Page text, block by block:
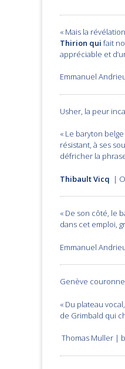
« Mais la
Thirion qui fait
appréciable et
Emmanuel
Usher, la peur
« Le baryton belge
résistant, à ses
défricher la
Thibault Vicq |
« De son côté, le
dans cet emploi,
Emmanuel
Genève
« Du plateau
de Grimbald qui
Thomas Muller |